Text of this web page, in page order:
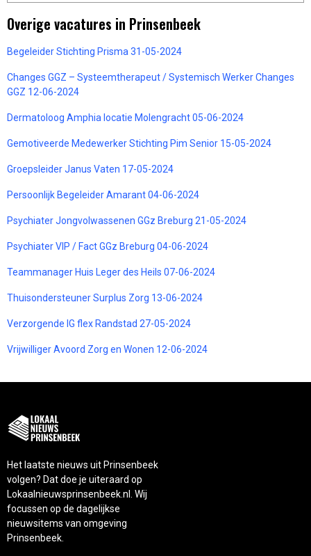
Overige vacatures in Prinsenbeek
Begeleider Stichting Prisma 31-05-2024
Changes GGZ – Systeemtherapeut / Systemisch Werker Changes
GGZ 12-06-2024
Dermatoloog Amphia locatie Molengracht 05-06-2024
Gemotiveerde Medewerker Stichting Pim Senior 15-05-2024
Groepsleider Janus Vaten 17-05-2024
Persoonlijk Begeleider Amarant 04-06-2024
Psychiater Jongvolwassenen GGz Breburg 21-05-2024
Psychiater VIP / Fact GGz Breburg 04-06-2024
Teammanager Huis Leger des Heils 07-06-2024
Thuisondersteuner Surplus Zorg 13-06-2024
Verzorgende IG flex Randstad 27-05-2024
Vrijwilliger Avoord Zorg en Wonen 12-06-2024
Het laatste nieuws uit Prinsenbeek
volgen? Dat doe je uiteraard op
Lokaalnieuwsprinsenbeek.nl. Wij
focussen op de dagelijkse
nieuwsitems van omgeving
Prinsenbeek.